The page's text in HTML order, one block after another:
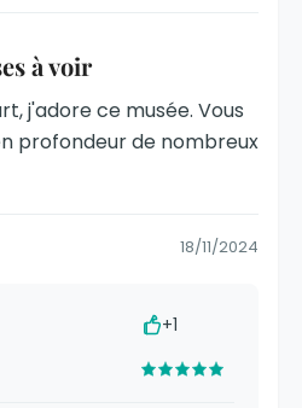
à voir
j'adore ce musée. Vous
profondeur de nombreux
18/11/2024
+1